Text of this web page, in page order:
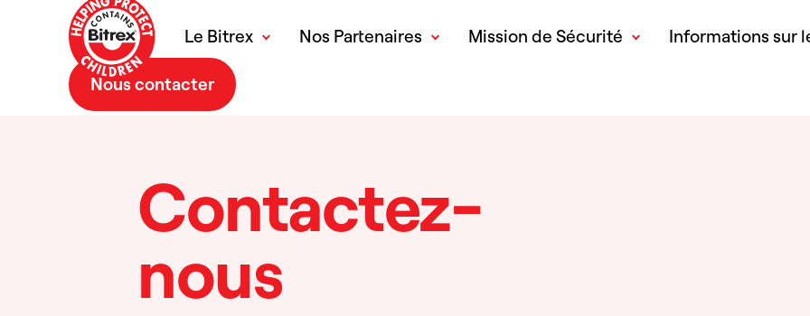
Nous contacter
Le Bitrex Nos Partenaires Mission de Sécurité Informations sur
Contactez-
nous